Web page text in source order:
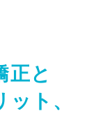
正と
ト、